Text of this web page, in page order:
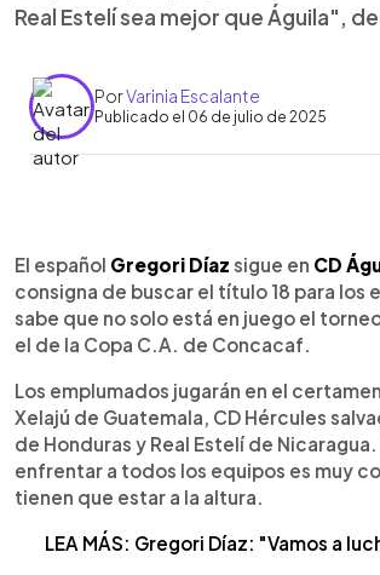
Real Estelí sea mejor que Águila",
PorVarinia Escalante
Publicado el 06 de julio de 2025
► Escuchar artículo
El español Gregori Díaz sigue en CD
consigna de buscar el título 18 para los
sabe que no solo está en juego el
el de la Copa C.A. de Concacaf.
Los emplumados jugarán en el
Xelajú de Guatemala, CD Hércules
de Honduras y Real Estelí de
enfrentar a todos los equipos es muy
tienen que estar a la altura.
LEA MÁS: Gregori Díaz: "Vamos a